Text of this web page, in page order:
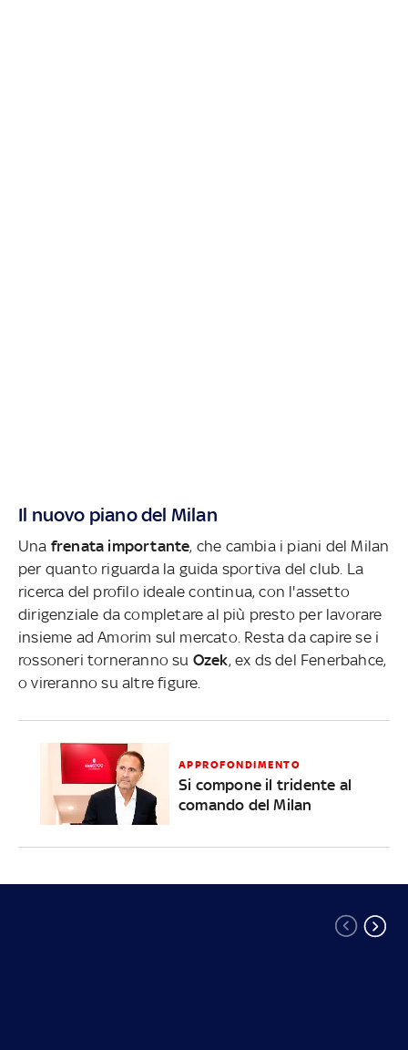
Il nuovo piano del Milan
Una frenata importante, che cambia i piani del Milan
per quanto riguarda la guida sportiva del club. La
ricerca del profilo ideale continua, con l'assetto
dirigenziale da completare al più presto per lavorare
insieme ad Amorim sul mercato. Resta da capire se i
rossoneri torneranno su Ozek, ex ds del Fenerbahce,
o vireranno su altre figure.
APPROFONDIMENTO
Si compone il tridente al
comando del Milan